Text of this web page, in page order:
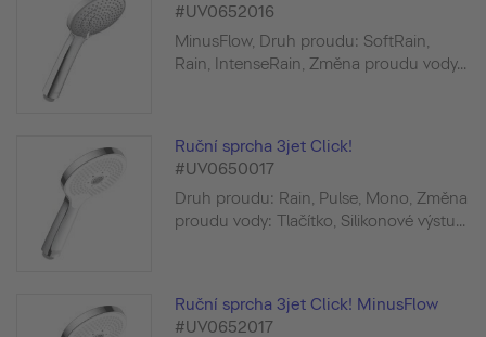
#UV0652016
MinusFlow, Druh proudu: SoftRain,
Rain, IntenseRain, Změna proudu vody...
Ruční sprcha 3jet Click!
#UV0650017
Druh proudu: Rain, Pulse, Mono, Změna
proudu vody: Tlačítko, Silikonové výstu...
Ruční sprcha 3jet Click! MinusFlow
#UV0652017